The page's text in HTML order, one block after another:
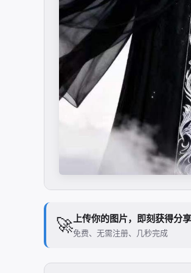
🚀 上传你的图片，即刻获得分
免费、无需注册、几秒完成